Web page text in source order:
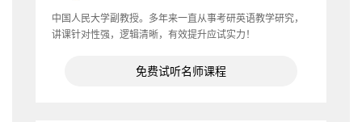
中国人民大学副教授。多年来一直从事考研英语教学研究，
讲课针对性强，逻辑清晰，有效提升应试实力！
免费试听名师课程